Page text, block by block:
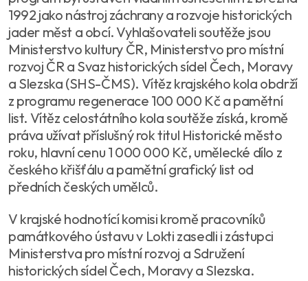
1992 jako nástroj záchrany a rozvoje historických
jader měst a obcí. Vyhlašovateli soutěže jsou
Ministerstvo kultury ČR, Ministerstvo pro místní
rozvoj ČR a Svaz historických sídel Čech, Moravy
a Slezska (SHS-ČMS). Vítěz krajského kola obdrží
z programu regenerace 100 000 Kč a pamětní
list. Vítěz celostátního kola soutěže získá, kromě
práva užívat příslušný rok titul Historické město
roku, hlavní cenu 1 000 000 Kč, umělecké dílo z
českého křišťálu a pamětní grafický list od
předních českých umělců.
V krajské hodnotící komisi kromě pracovníků
památkového ústavu v Lokti zasedli i zástupci
Ministerstva pro místní rozvoj a Sdružení
historických sídel Čech, Moravy a Slezska.